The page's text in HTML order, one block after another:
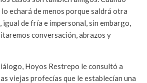
echará de menos porque saldrá otra
de fría e impersonal, sin embargo,
conversación, abrazos y
Hoyos Restrepo le consultó a
viejas profecías que le establecían una